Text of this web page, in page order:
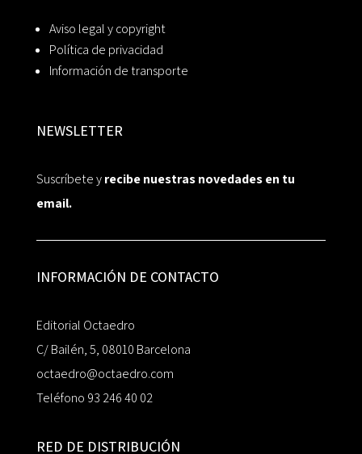
Aviso legal y copyright
Política de privacidad
Información de transporte
NEWSLETTER
Suscríbete yrecibe nuestras novedades en tu
email.
INFORMACIÓN DE CONTACTO
Editorial Octaedro
C/ Bailén, 5, 08010 Barcelona
octaedro@octaedro.com
Teléfono 93 246 40 02
RED DE DISTRIBUCIÓN